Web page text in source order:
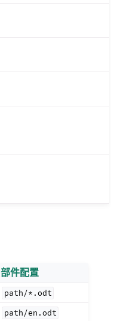
部件配置
path/*.odt
path/en.odt